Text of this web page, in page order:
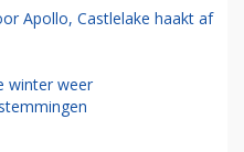
Apollo, Castlelake haakt af
winter weer